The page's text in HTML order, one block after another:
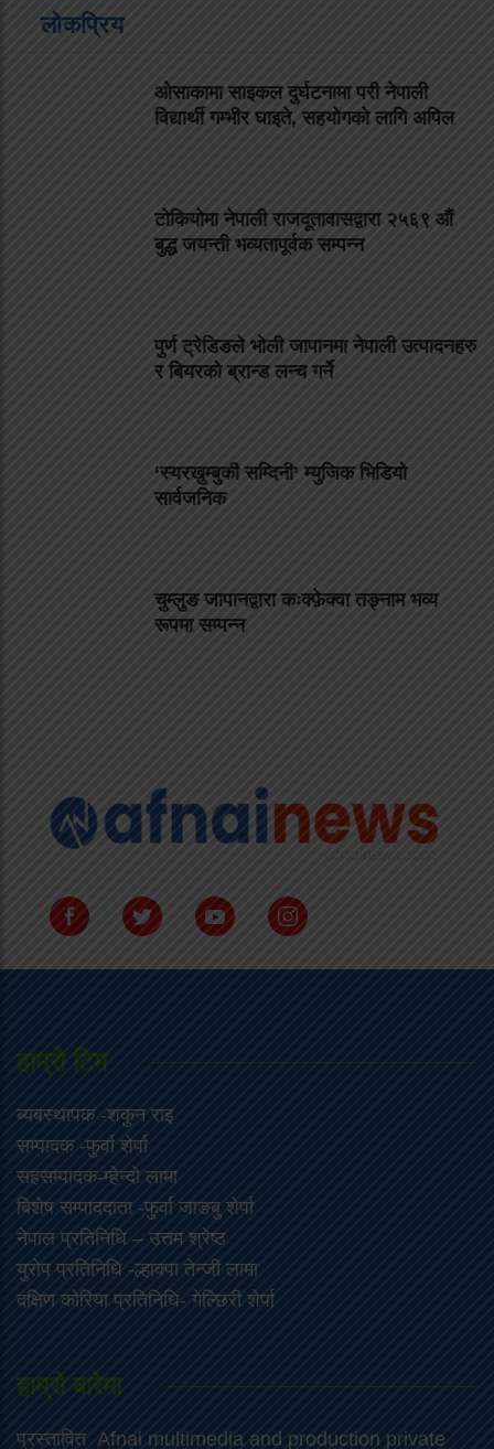
लोकप्रिय
ओसाकामा साइकल दुर्घटनामा परी नेपाली
विद्यार्थी गम्भीर घाइते, सहयोगको लागि अपिल
टोकियोमा नेपाली राजदूतावासद्वारा २५६९ औं
बुद्ध जयन्ती भव्यतापूर्वक सम्पन्न
पुर्ण ट्रेडिङले भोली जापानमा नेपाली उत्पादनहरु
र बियरको ब्रान्ड लन्च गर्ने
‘स्यरखुम्बुकी सम्दिनी’ म्युजिक भिडियो
सार्वजनिक
चुम्लुङ जापानद्वारा कःक्फ़ेक्वा तङ्नाम भव्य
रूपमा सम्पन्न
हाम्राे टिम
ब्यबस्थापक -शकुन राइ
सम्पादक -फुर्वा शेर्पा
सहसम्पादक-म्हेन्दो लामा
‍बिशेष सम्पाददाता -फुर्वा जा‌ङबु शेर्पा
नेपाल प्रतिनिधि – उत्तम श्रेष्ठ
युरोप प्रतिनिधि -ल्हाक्पा तेन्जी लामा
दक्षिण कोरिया प्रतिनिधि- गेल्छिरी शेर्पा
हाम्रो बारेमा
प्रस्तावित Afnai multimedia and production private